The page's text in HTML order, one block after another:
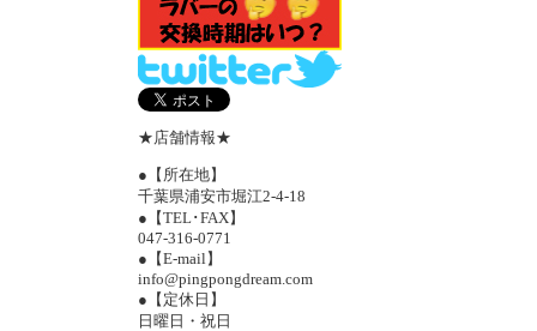
★店舗情報★
●【所在地】
千葉県浦安市堀江2-4-18
●【TEL･FAX】
047-316-0771
●【E-mail】
info@pingpongdream.com
●【定休日】
日曜日・祝日